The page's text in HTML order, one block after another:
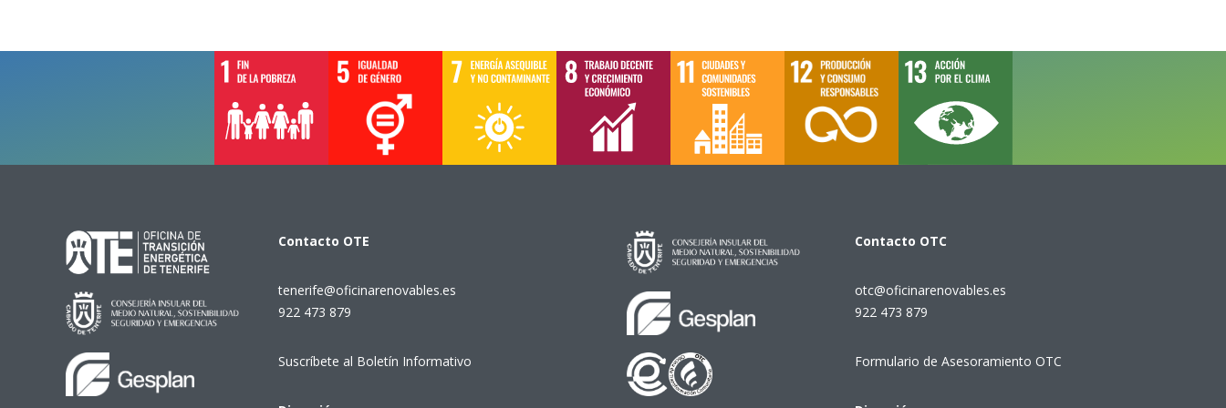
Contacto OTE
tenerife@oficinarenovables.es
922 473 879
Suscríbete al Boletín Informativo
Contacto OTC
otc@oficinarenovables.es
922 473 879
Formulario de Asesoramiento OTC